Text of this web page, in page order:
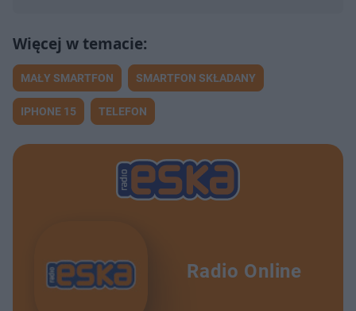
MAŁY SMARTFON SMARTFON SKŁADANY
IPHONE 15 TELEFON
Radio Online